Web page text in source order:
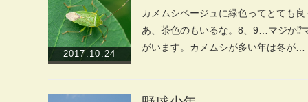
2017.10.24
カメムシベージュに緑色ってとても
あ、茶色のもいるな。8、9…マジか⁉︎
がいます。カメムシが多い年は冬が…